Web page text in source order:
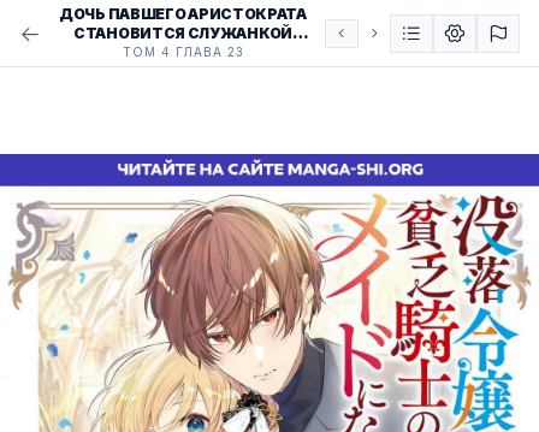
ДОЧЬ ПАВШЕГО АРИСТОКРАТА
СТАНОВИТСЯ СЛУЖАНКОЙ
БЕДНОГО РЫЦАРЯ
ТОМ 4 ГЛАВА 23